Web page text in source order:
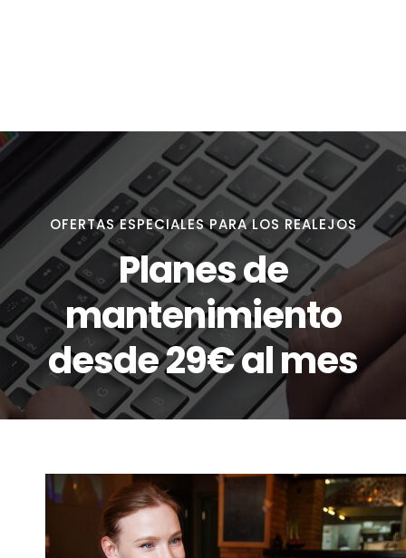
OFERTAS ESPECIALES PARA LOS REALEJOS
Planes de
mantenimiento
desde 29€ al mes